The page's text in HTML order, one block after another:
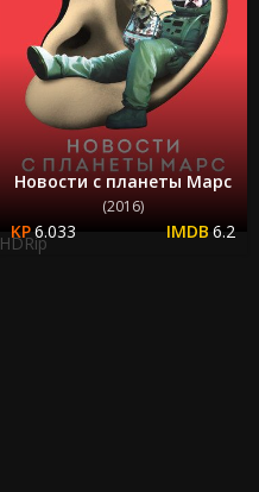
Новости с планеты Марс
(2016)
6.033 6.2
HDRip